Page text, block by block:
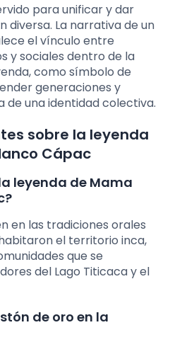
para unificar y dar
diversa. La narrativa de un
el vínculo entre
y sociales dentro de la
como símbolo de
generaciones y
de una identidad colectiva.
sobre la leyenda
Cápac
leyenda de Mama
en las tradiciones orales
el territorio inca,
que se
del Lago Titicaca y el
de oro en la